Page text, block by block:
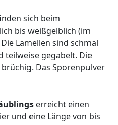
sich beim
bis weißgelblich (im
Lamellen sind schmal
teilweise gegabelt. Die
Das Sporenpulver
erreicht einen
und eine Länge von bis